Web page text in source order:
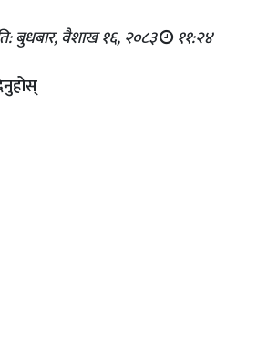
बुधबार, वैशाख १६, २०८३ ११:२४